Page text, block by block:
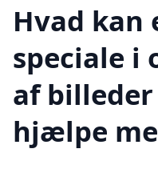
Hvad kan
speciale i
af
hjælpe